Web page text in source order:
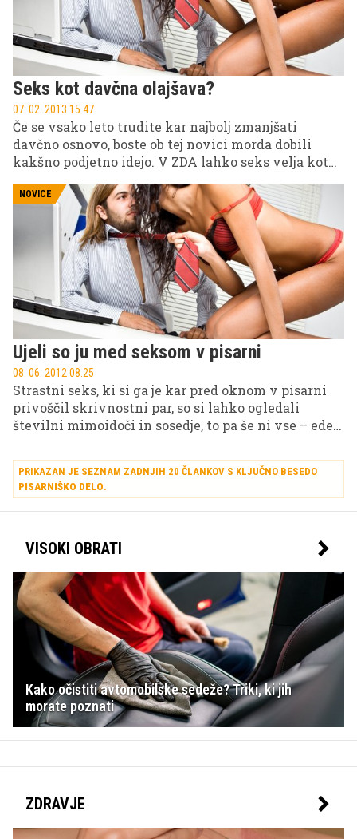
Seks kot davčna olajšava?
07. 02. 2013 15.47
Če se vsako leto trudite kar najbolj zmanjšati
davčno osnovo, boste ob tej novici morda dobili
kakšno podjetno idejo. V ZDA lahko seks velja kot
davčna olajšava.
NOVICE
Ujeli so ju med seksom v pisarni
08. 06. 2012 08.25
Strastni seks, ki si ga je kar pred oknom v pisarni
privoščil skrivnostni par, so si lahko ogledali
številni mimoidoči in sosedje, to pa še ni vse – eden
PRIKAZAN JE SEZNAM ZADNJIH 20 ČLANKOV S KLJUČNO BESEDO
PISARNIŠKO DELO.
VISOKI OBRATI
Kako očistiti avtomobilske sedeže? Triki, ki jih
morate poznati
ZDRAVJE